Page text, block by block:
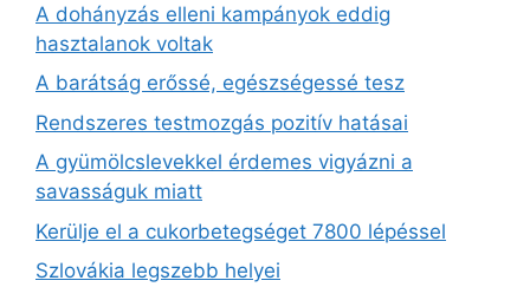
A dohányzás elleni kampányok eddig
hasztalanok voltak
A barátság erőssé, egészségessé tesz
Rendszeres testmozgás pozitív hatásai
A gyümölcslevekkel érdemes vigyázni a
savasságuk miatt
Kerülje el a cukorbetegséget 7800 lépéssel
Szlovákia legszebb helyei